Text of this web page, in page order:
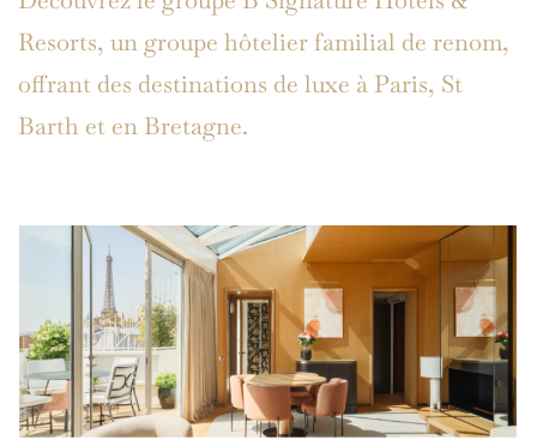
Resorts, un groupe hôtelier familial de renom,
offrant des destinations de luxe à Paris, St
Barth et en Bretagne.